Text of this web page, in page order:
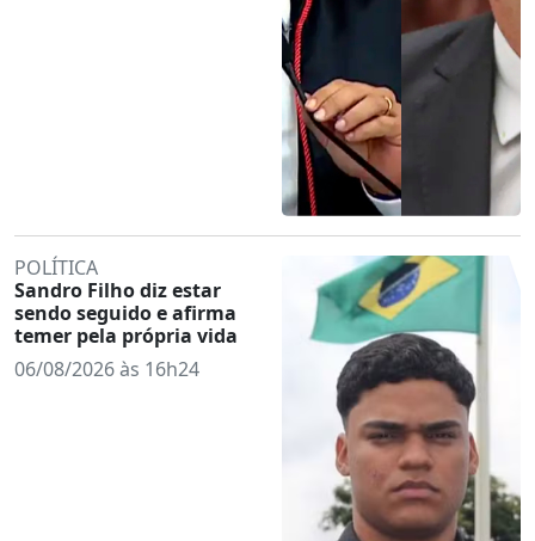
POLÍTICA
Sandro Filho diz estar
sendo seguido e afirma
temer pela própria vida
06/08/2026 às 16h24